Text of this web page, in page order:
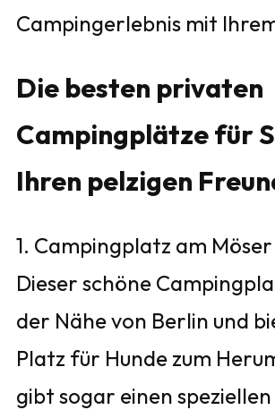
Campingerlebnis mit
Die besten privaten
Campingplätze für
Ihren pelzigen
1. Campingplatz am Möser
Dieser schöne
der Nähe von Berlin und
Platz für Hunde zum
gibt sogar einen